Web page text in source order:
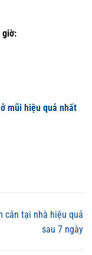
giờ:
mũi hiệu quả nhất
cân tại nhà hiệu quả
sau 7 ngày